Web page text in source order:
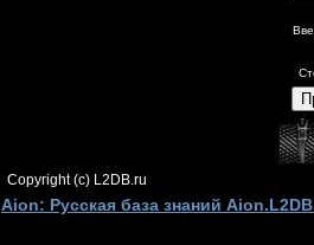
Copyright (c) L2DB.ru
Aion: Русская база знаний